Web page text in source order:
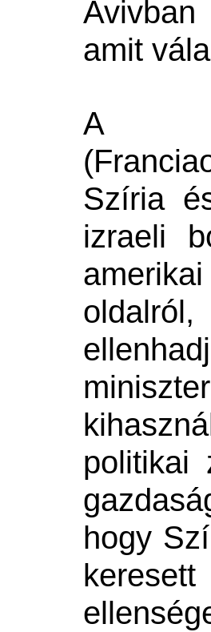
Avivban
amit
A
Szíria
izraeli
politikai
hogy